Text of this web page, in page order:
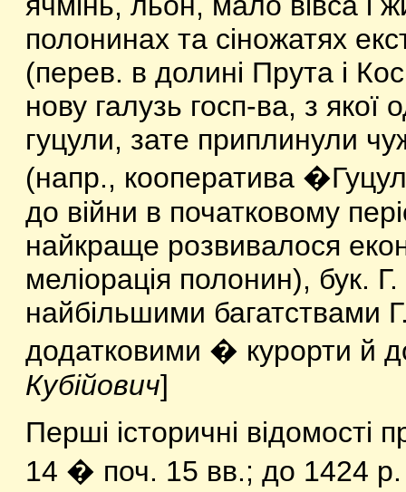
полонинах та сіножатях
(перев. в долині Прута і
нову галузь госп-ва, з якої
гуцули, зате приплинули
(напр., кооператива
до війни в початковому
найкраще розвивалося
меліорація полонин), бук.
найбільшими багатствами
додатковими � курорти й
Кубійович]
Перші історичні
14 � поч. 15 вв.; до 1424